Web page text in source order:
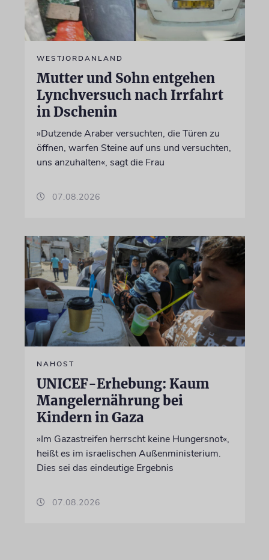
WESTJORDANLAND
Mutter und Sohn entgehen
Lynchversuch nach Irrfahrt
in Dschenin
»Dutzende Araber versuchten, die Türen zu
öffnen, warfen Steine auf uns und versuchten,
uns anzuhalten«, sagt die Frau
07.08.2026
NAHOST
UNICEF-Erhebung: Kaum
Mangelernährung bei
Kindern in Gaza
»Im Gazastreifen herrscht keine Hungersnot«,
heißt es im israelischen Außenministerium.
Dies sei das eindeutige Ergebnis
07.08.2026